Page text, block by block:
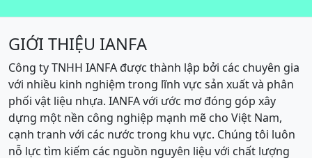
GIỚI THIỆU IANFA
Công ty TNHH IANFA được thành lập bởi các chuyên gia
với nhiều kinh nghiệm trong lĩnh vực sản xuất và phân
phối vật liệu nhựa. IANFA với ước mơ đóng góp xây
dựng một nền công nghiệp mạnh mẽ cho Việt Nam,
cạnh tranh với các nước trong khu vực. Chúng tôi luôn
nỗ lực tìm kiếm các nguồn nguyên liệu với chất lượng